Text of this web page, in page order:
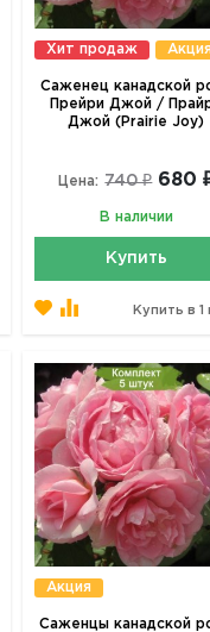
Хит продаж
Саженец канадской
Прейри Джой /
Джой (Prairie Joy)
Цена: 740 ₽ 680
В наличии
Купить
Купить в 1
Акция
Саженцы канадской